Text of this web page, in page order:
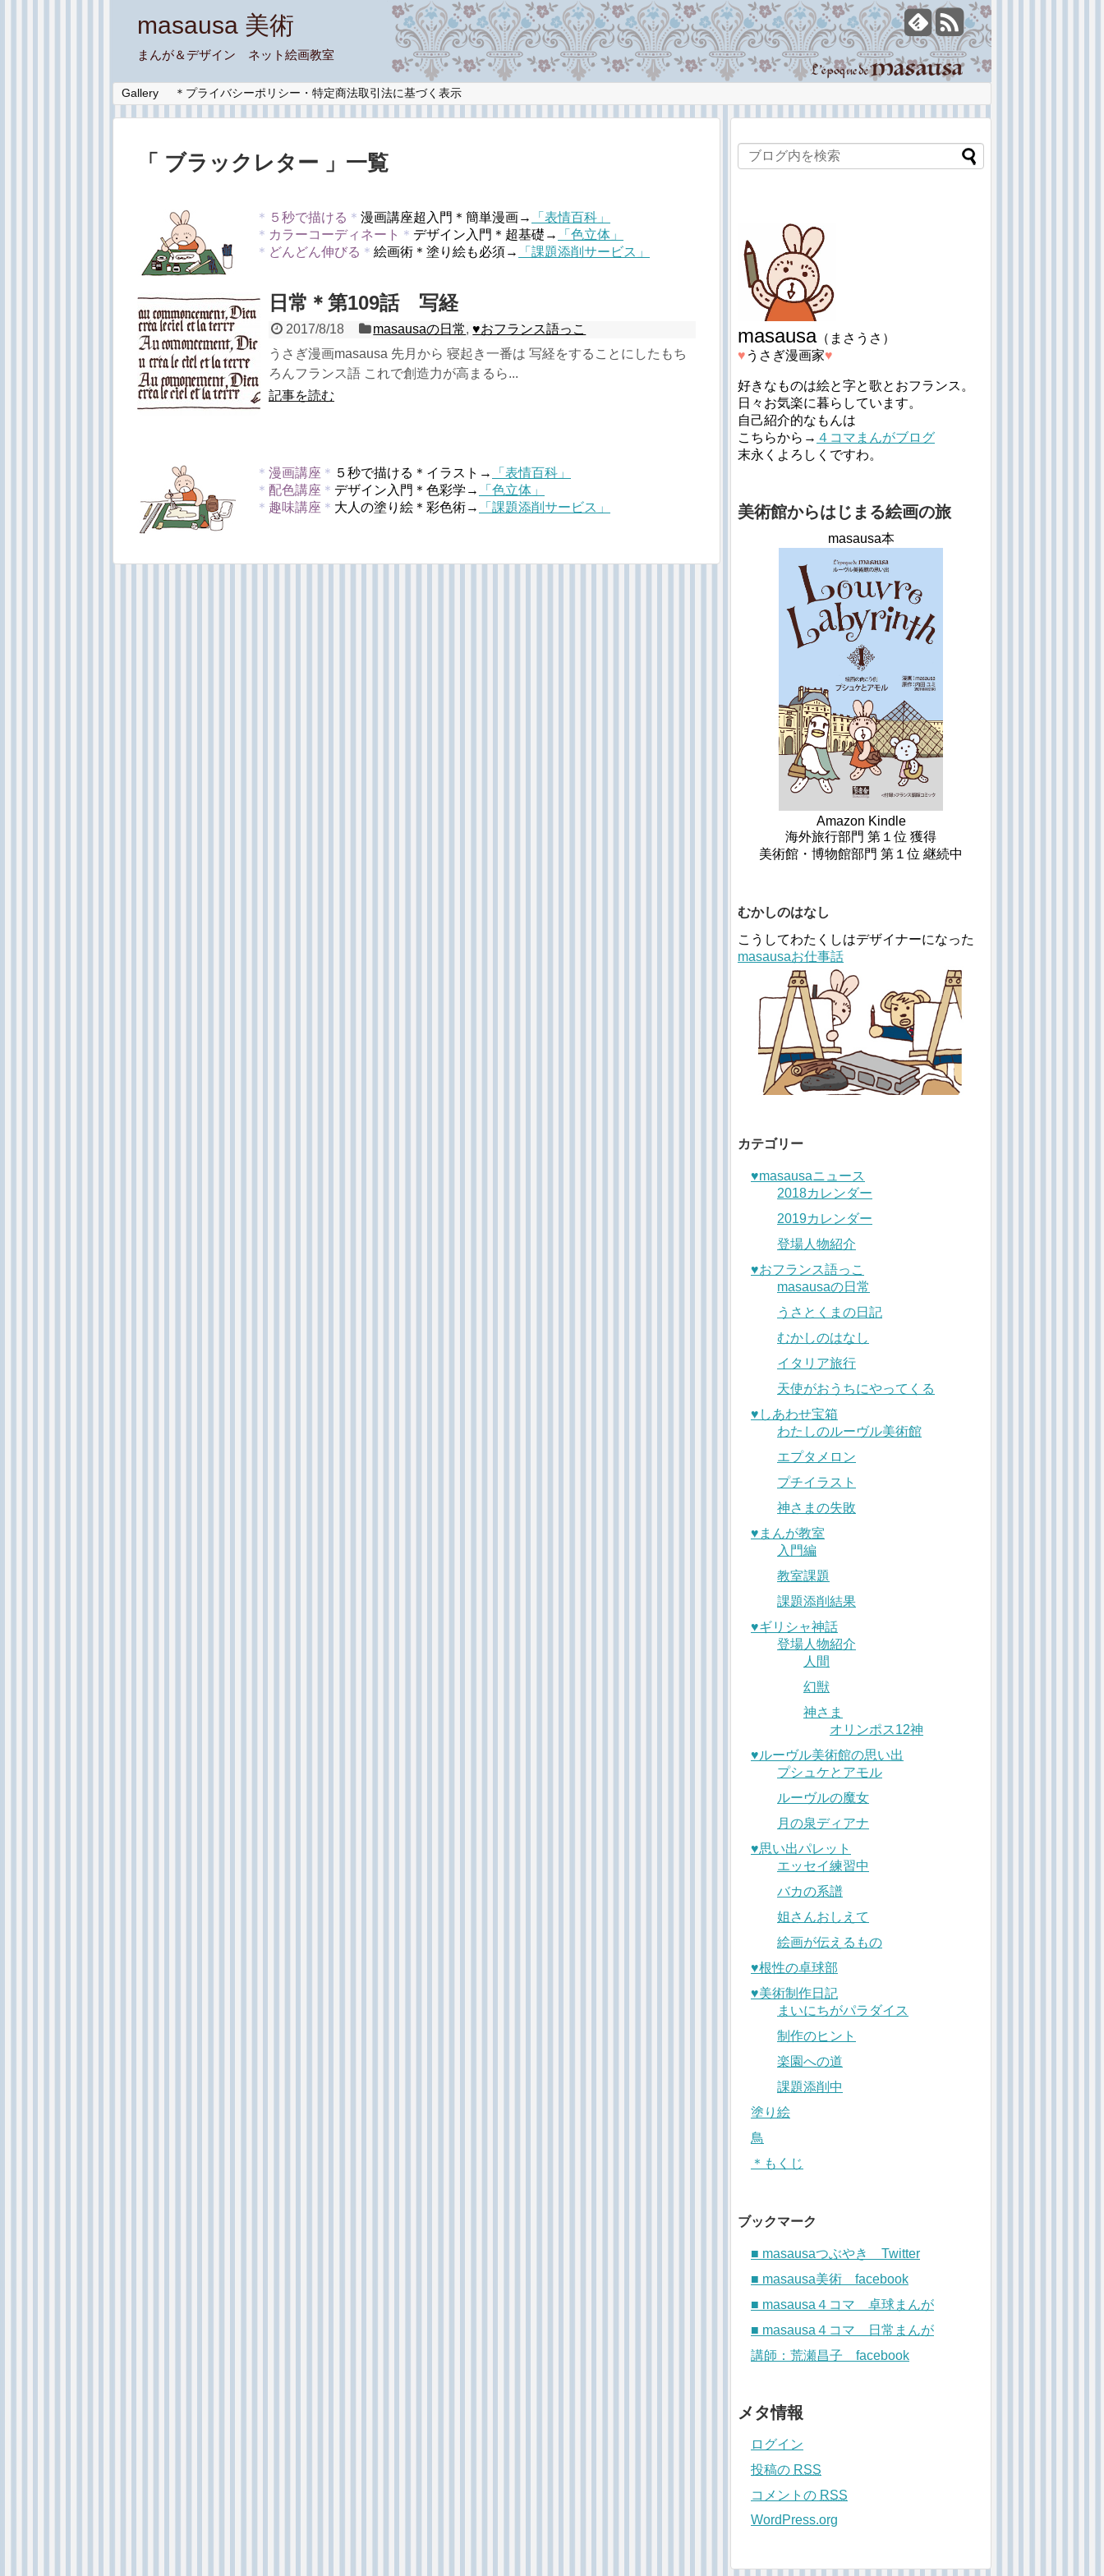
masausa 美術
まんが＆デザイン ネット絵画教室
Gallery ＊プライバシーポリシー・特定商法取引法に基づく表示
「 ブラックレター 」一覧
＊ ５秒で描ける ＊ 漫画講座超入門＊簡単漫画→
「表情百科」
＊ カラーコーディネート ＊ デザイン入門＊超基礎→
「色立体」
＊ どんどん伸びる ＊ 絵画術＊塗り絵も必須→ 「課題添削サービス」
日常＊第109話 写経
2017/8/18 masausaの日常,♥︎おフランス語っこ
うさぎ漫画masausa 先月から 寝起き一番は 写経をすることにしたもち
ろんフランス語 これで創造力が高まるら...
記事を読む
＊ 漫画講座 ＊ ５秒で描ける＊イラスト→
「表情百科」
＊ 配色講座 ＊ デザイン入門＊色彩学→
「色立体」
＊ 趣味講座 ＊ 大人の塗り絵＊彩色術→ 「課題添削サービス」
masausa（まさうさ）
♥︎ うさぎ漫画家♥︎
好きなものは絵と字と歌とおフランス。
日々お気楽に暮らしています。
自己紹介的なもんは
こちらから→ ４コマまんがブログ
末永くよろしくですわ。
美術館からはじまる絵画の旅
masausa本
Amazon Kindle
海外旅行部門 第１位 獲得
美術館・博物館部門 第１位 継続中
むかしのはなし
こうしてわたくしはデザイナーになった
masausaお仕事話
カテゴリー
♥︎masausaニュース
2018カレンダー
2019カレンダー
登場人物紹介
♥︎おフランス語っこ
masausaの日常
うさとくまの日記
むかしのはなし
イタリア旅行
天使がおうちにやってくる
♥︎しあわせ宝箱
わたしのルーヴル美術館
エプタメロン
プチイラスト
神さまの失敗
♥︎まんが教室
入門編
教室課題
課題添削結果
♥︎ギリシャ神話
登場人物紹介
人間
幻獣
神さま
オリンポス12神
♥︎ルーヴル美術館の思い出
プシュケとアモル
ルーヴルの魔女
月の泉ディアナ
♥︎思い出パレット
エッセイ練習中
バカの系譜
姐さんおしえて
絵画が伝えるもの
♥︎根性の卓球部
♥︎美術制作日記
まいにちがパラダイス
制作のヒント
楽園への道
課題添削中
塗り絵
鳥
＊もくじ
ブックマーク
■ masausaつぶやき Twitter
■ masausa美術 facebook
■ masausa４コマ 卓球まんが
■ masausa４コマ 日常まんが
講師：荒瀬昌子 facebook
メタ情報
ログイン
投稿の RSS
コメントの RSS
WordPress.org